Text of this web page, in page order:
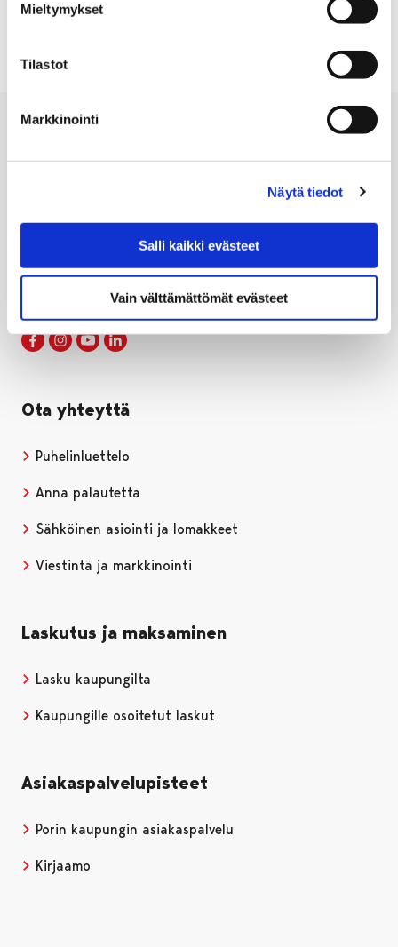
Mieltymykset
Tilastot
Markkinointi
Näytä tiedot
Salli kaikki evästeet
Vain välttämättömät evästeet
LIISANTORI TEKOJÄÄRATA
Porin kaupunki
Puh. 02 621 1100
kirjaamo@pori.fi
Porin kaupunki Facebookissa
Avautuu uudessa välilehdessä
Porin kaupunki Instagramissa
Avautuu uudessa välilehdessä
Porin kaupunki Youtubessa
Avautuu uudessa välilehdessä
Porin kaupunki LinkedInissa
Avautuu uudessa välilehdessä
Ota yhteyttä
Puhelinluettelo
Anna palautetta
Sähköinen asiointi ja lomakkeet
Viestintä ja markkinointi
Laskutus ja maksaminen
Lasku kaupungilta
Kaupungille osoitetut laskut
Asiakaspalvelupisteet
Porin kaupungin asiakaspalvelu
Kirjaamo